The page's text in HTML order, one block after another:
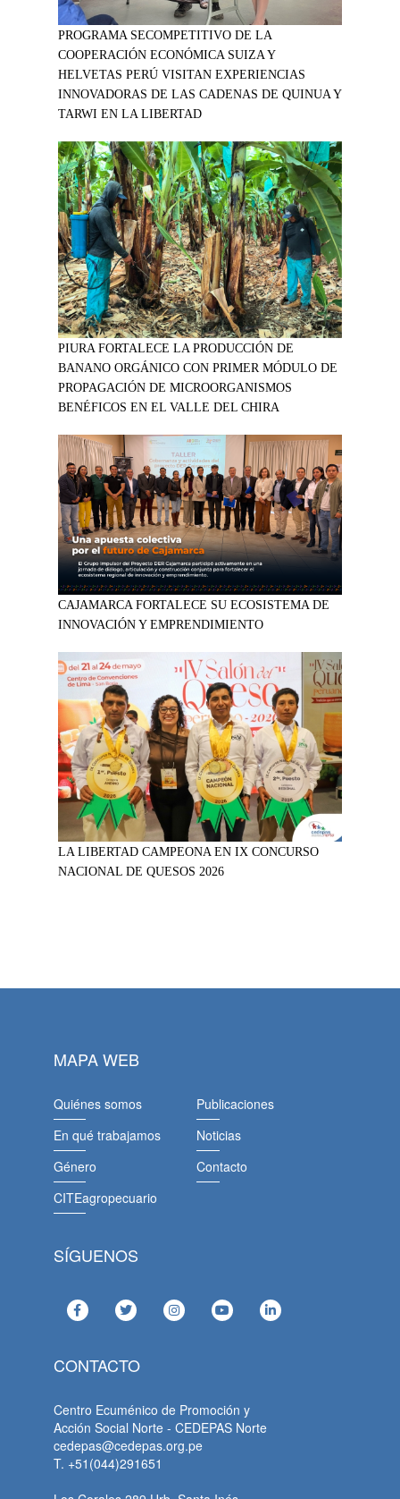
PROGRAMA SECOMPETITIVO DE LA
COOPERACIÓN ECONÓMICA SUIZA Y
HELVETAS PERÚ VISITAN EXPERIENCIAS
INNOVADORAS DE LAS CADENAS DE QUINUA Y
TARWI EN LA LIBERTAD
PIURA FORTALECE LA PRODUCCIÓN DE
BANANO ORGÁNICO CON PRIMER MÓDULO DE
PROPAGACIÓN DE MICROORGANISMOS
BENÉFICOS EN EL VALLE DEL CHIRA
CAJAMARCA FORTALECE SU ECOSISTEMA DE
INNOVACIÓN Y EMPRENDIMIENTO
LA LIBERTAD CAMPEONA EN IX CONCURSO
NACIONAL DE QUESOS 2026
MAPA WEB
Quiénes somos
En qué trabajamos
Género
CITEagropecuario
Publicaciones
Noticias
Contacto
SÍGUENOS
CONTACTO
Centro Ecuménico de Promoción y
Acción Social Norte - CEDEPAS Norte
cedepas@cedepas.org.pe
T. +51(044)291651